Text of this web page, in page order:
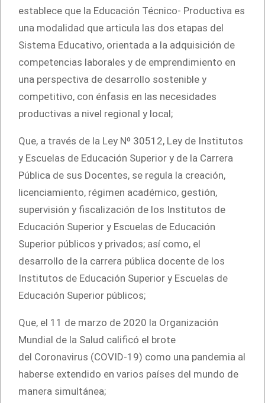
establece que la Educación Técnico- Productiva es
una modalidad que articula las dos etapas del
Sistema Educativo, orientada a la adquisición de
competencias laborales y de emprendimiento en
una perspectiva de desarrollo sostenible y
competitivo, con énfasis en las necesidades
productivas a nivel regional y local;
Que, a través de la Ley Nº 30512, Ley de Institutos
y Escuelas de Educación Superior y de la Carrera
Pública de sus Docentes, se regula la creación,
licenciamiento, régimen académico, gestión,
supervisión y ﬁscalización de los Institutos de
Educación Superior y Escuelas de Educación
Superior públicos y privados; así como, el
desarrollo de la carrera pública docente de los
Institutos de Educación Superior y Escuelas de
Educación Superior públicos;
Que, el 11 de marzo de 2020 la Organización
Mundial de la Salud calificó el brote
del Coronavirus (COVID-19) como una pandemia al
haberse extendido en varios países del mundo de
manera simultánea;